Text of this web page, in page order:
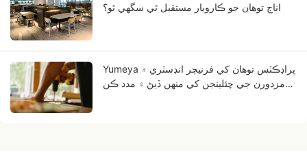
اناج توهان جو ڪاروبار مستقبل ٿي سگهي ٿو؟
Yumeya پراڊڪٽس توهان کي فرنيچر انڊسٽري ۾
مزدورن جي چئلينجن کي منهن ڏيڻ ۾ مدد ڪن